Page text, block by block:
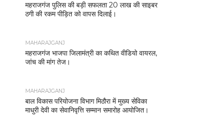
महराजगंज पुलिस की बड़ी सफलता 20 लाख की साइबर
ठगी की रकम पीड़ित को वापस दिलाई।
MAHARAJGANJ
महराजगंज भाजपा जिलामंत्री का कथित वीडियो वायरल,
जांच की मांग तेज।
MAHARAJGANJ
बाल विकास परियोजना विभाग मिठौरा में मुख्य सेविका
माधुरी देवी का सेवानिवृत्ति सम्मान समारोह आयोजित।